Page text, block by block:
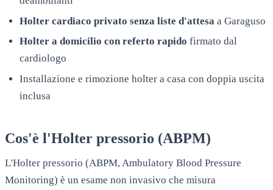
Holter cardiaco privato senza liste d'attesa a Garaguso
Holter a domicilio con referto rapido firmato dal
cardiologo
Installazione e rimozione holter a casa con doppia uscita
inclusa
Cos'è l'Holter pressorio (ABPM)
L'Holter pressorio (ABPM, Ambulatory Blood Pressure
Monitoring) è un esame non invasivo che misura